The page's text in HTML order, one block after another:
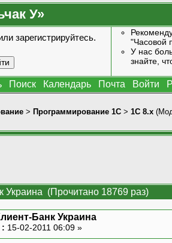
У»
зарегистрируйтесь.
"Часовой
У нас
знайте,
Поиск Календарь Почта Войти
> Программирование 1С > 1С 8.x
Украина (Прочитано 18769 раз)
Банк Украина
: 15-02-2011 06:09 »